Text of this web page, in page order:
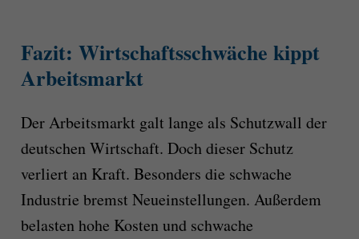
Fazit: Wirtschaftsschwäche kippt
Arbeitsmarkt
Der Arbeitsmarkt galt lange als Schutzwall der
deutschen Wirtschaft. Doch dieser Schutz
verliert an Kraft. Besonders die schwache
Industrie bremst Neueinstellungen. Außerdem
belasten hohe Kosten und schwache